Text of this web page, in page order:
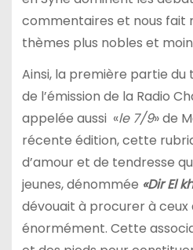
commentaires et nous fait
thèmes plus nobles et
Ainsi, la première partie
de l’émission de la Radio
appelée aussi «le 7/9» de
récente édition, cette
d’amour et de tendresse
jeunes, dénommée «Dir El
dévouait à procurer à ceux
énormément. Cette